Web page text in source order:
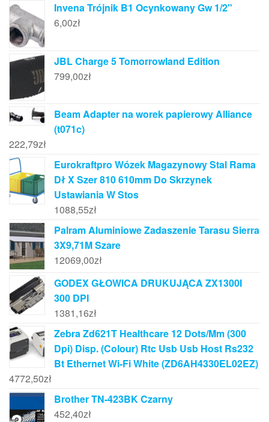
Invena Trójnik B1 Ocynkowany Gw 1/2"
6,00zł
JBL Charge 5 Tomorrowland Edition
799,00zł
Beam Adapter na worek papierowy Alliance
(t071c)
222,79zł
Eurokraftpro Wózek Magazynowy Stal Rama
Dł X Szer 810 610mm Do Skrzynek
Ustawiania W Stos
1088,55zł
Palram Aluminiowe Zadaszenie Tarasu Sierra
3X9,71M Szare
12069,00zł
GODEX GŁOWICA DRUKUJĄCA ZX1300I
300 DPI
1381,16zł
Zebra Zd621T Healthcare 12 Dots/Mm (300
Dpi) Disp. (Colour) Rtc Usb Usb Host Rs232
Bt Ethernet Wi-Fi White (ZD6AH4330EL02EZ)
4772,50zł
Brother TN-423BK Czarny
452,40zł